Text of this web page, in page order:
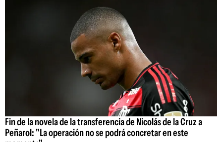
Fin de la novela de la transferencia de Nicolás de la Cruz a
Peñarol: "La operación no se podrá concretar en este